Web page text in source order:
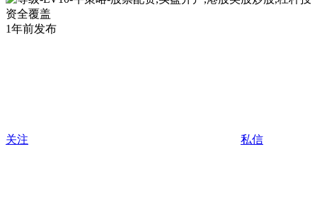
1年前发布
关注 私信